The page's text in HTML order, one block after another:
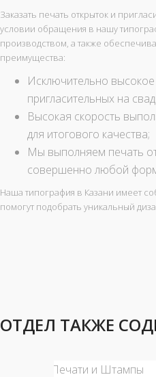
Заказать печать открыток и
условии обращения в нашу
производством, а также
преимущества:
Исключительно высокое
пригласительных на
Высокая скорость
для итогового качества;
Мы выполняем печать
совершенно любой
Наша типография в Казани имеет
помогут подобрать уникальный
ОТДЕЛ ТАКЖЕ